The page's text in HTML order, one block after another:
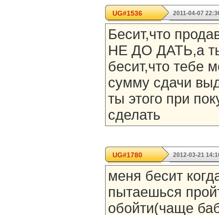
UG#1536 2011-04-07
Бесит,что
НЕ ДО ДАТЬ,а
бесит,что тебе
сумму сдачи
ты этого при
сделать
UG#1780 2012-03-21
меня бесит
пытаешься
обойти(чаще